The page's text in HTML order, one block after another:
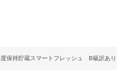
度保持貯蔵スマートフレッシュ B級訳あ